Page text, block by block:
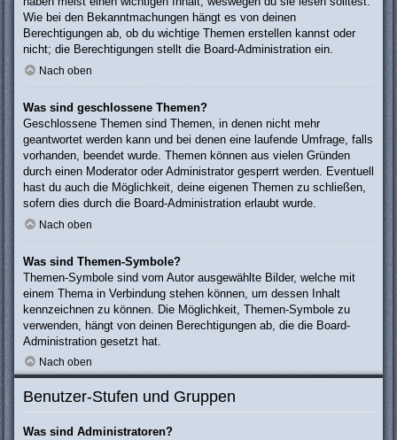
Wie bei den Bekanntmachungen hängt es von deinen
Berechtigungen ab, ob du wichtige Themen erstellen kannst oder
nicht; die Berechtigungen stellt die Board-Administration ein.
Nach oben
Was sind geschlossene Themen?
Geschlossene Themen sind Themen, in denen nicht mehr
geantwortet werden kann und bei denen eine laufende Umfrage, falls
vorhanden, beendet wurde. Themen können aus vielen Gründen
durch einen Moderator oder Administrator gesperrt werden. Eventuell
hast du auch die Möglichkeit, deine eigenen Themen zu schließen,
sofern dies durch die Board-Administration erlaubt wurde.
Nach oben
Was sind Themen-Symbole?
Themen-Symbole sind vom Autor ausgewählte Bilder, welche mit
einem Thema in Verbindung stehen können, um dessen Inhalt
kennzeichnen zu können. Die Möglichkeit, Themen-Symbole zu
verwenden, hängt von deinen Berechtigungen ab, die die Board-
Administration gesetzt hat.
Nach oben
Benutzer-Stufen und Gruppen
Was sind Administratoren?